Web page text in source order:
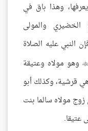
وهذا باق في
والمولى
النبي عليه الصلاة
وهو مولاه وعتيقة
قرشية، وكذلك أبو
مولاه سالما بنت
عتيقا.